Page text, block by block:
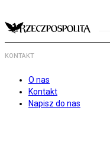
KONTAKT
O nas
Kontakt
Napisz do nas